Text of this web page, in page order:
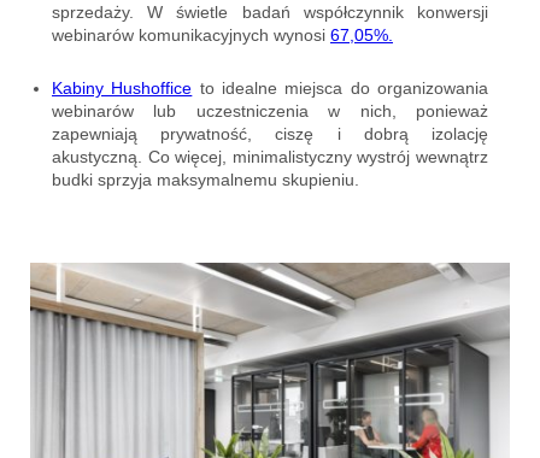
sprzedaży. W świetle badań współczynnik konwersji
webinarów komunikacyjnych wynosi 67,05%.
Kabiny Hushoffice to idealne miejsca do organizowania
webinarów lub uczestniczenia w nich, ponieważ
zapewniają prywatność, ciszę i dobrą izolację
akustyczną. Co więcej, minimalistyczny wystrój wewnątrz
budki sprzyja maksymalnemu skupieniu.